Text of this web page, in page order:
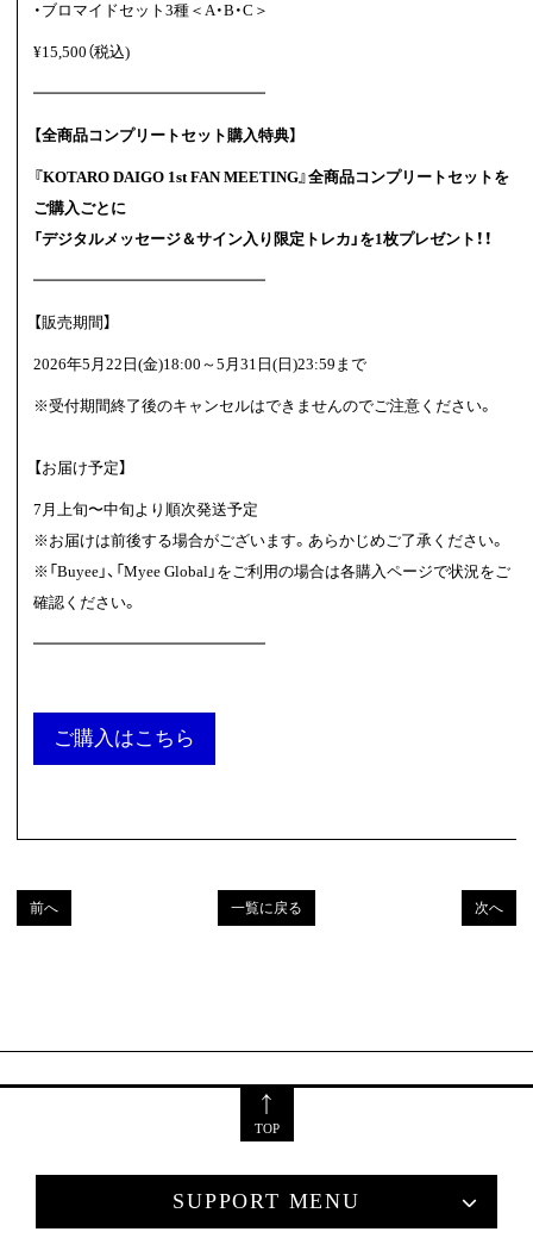
・ブロマイドセット3種＜A・B・C＞
¥15,500（税込)
━━━━━━━━━━━━━━━
【全商品コンプリートセット購入特典】
『KOTARO DAIGO 1st FAN MEETING』全商品コンプリートセットを
ご購入ごとに
「デジタルメッセージ＆サイン入り限定トレカ」 を1枚プレゼント！！
━━━━━━━━━━━━━━━
【販売期間】
2026年5月22日(金)18:00～5月31日(日)23:59まで
※受付期間終了後のキャンセルはできませんのでご注意ください。
【お届け予定】
7月上旬〜中旬より順次発送予定
※お届けは前後する場合がございます。あらかじめご了承ください。
※「Buyee」、「Myee Global」をご利用の場合は各購入ページで状況をご
確認ください。
━━━━━━━━━━━━━━━
ご購入はこちら
前へ 一覧に戻る 次へ
TOP
SUPPORT MENU